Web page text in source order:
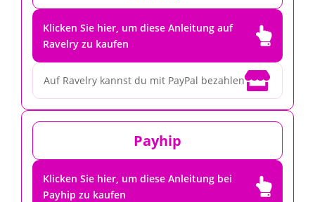
Klicken Sie hier, um diese Anleitung auf
Ravelry zu kaufen

Auf Ravelry kannst du mit PayPal bezahlen
Payhip
Klicken Sie hier, um diese Anleitung bei
Payhip zu kaufen
